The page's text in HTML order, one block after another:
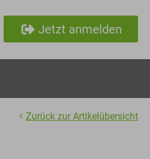
Jetzt anmelden
Zurück zur Artikelübersicht